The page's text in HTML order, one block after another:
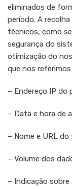
eliminados de
período. A
técnicos, como
segurança do
otimização do
que nos referimos
– Endereço IP do
– Data e hora de
– Nome e URL
– Volume dos
– Indicação